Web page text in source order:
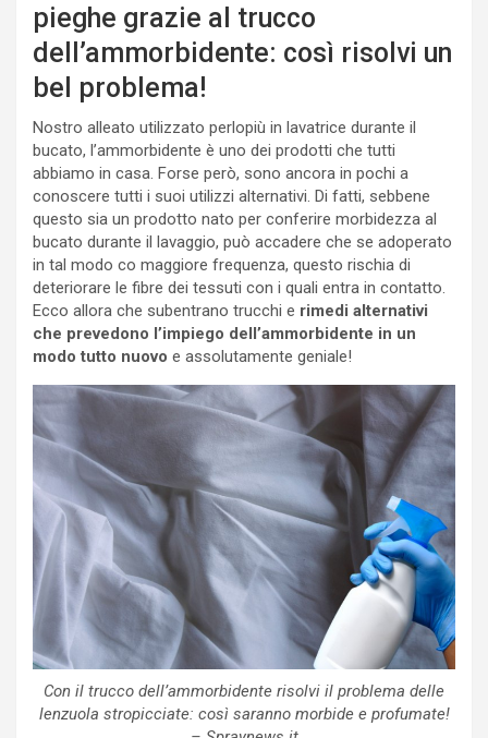
pieghe grazie al trucco
dell’ammorbidente: così risolvi un
bel problema!
Nostro alleato utilizzato perlopiù in lavatrice durante il
bucato, l’ammorbidente è uno dei prodotti che tutti
abbiamo in casa. Forse però, sono ancora in pochi a
conoscere tutti i suoi utilizzi alternativi. Di fatti, sebbene
questo sia un prodotto nato per conferire morbidezza al
bucato durante il lavaggio, può accadere che se adoperato
in tal modo co maggiore frequenza, questo rischia di
deteriorare le fibre dei tessuti con i quali entra in contatto.
Ecco allora che subentrano trucchi e rimedi alternativi
che prevedono l’impiego dell’ammorbidente in un
modo tutto nuovo e assolutamente geniale!
Con il trucco dell’ammorbidente risolvi il problema delle
lenzuola stropicciate: così saranno morbide e profumate!